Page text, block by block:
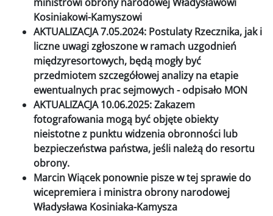
Kosiniakowi-Kamyszowi
AKTUALIZACJA 7.05.2024: Postulaty Rzecznika, jak i
liczne uwagi zgłoszone w ramach uzgodnień
międzyresortowych, będą mogły być
przedmiotem szczegółowej analizy na etapie
ewentualnych prac sejmowych - odpisało MON
AKTUALIZACJA 10.06.2025: Zakazem
fotografowania mogą być objęte obiekty
nieistotne z punktu widzenia obronności lub
bezpieczeństwa państwa, jeśli należą do resortu
obrony.
Marcin Wiącek ponownie pisze w tej sprawie do
wicepremiera i ministra obrony narodowej
Władysława Kosiniaka-Kamysza